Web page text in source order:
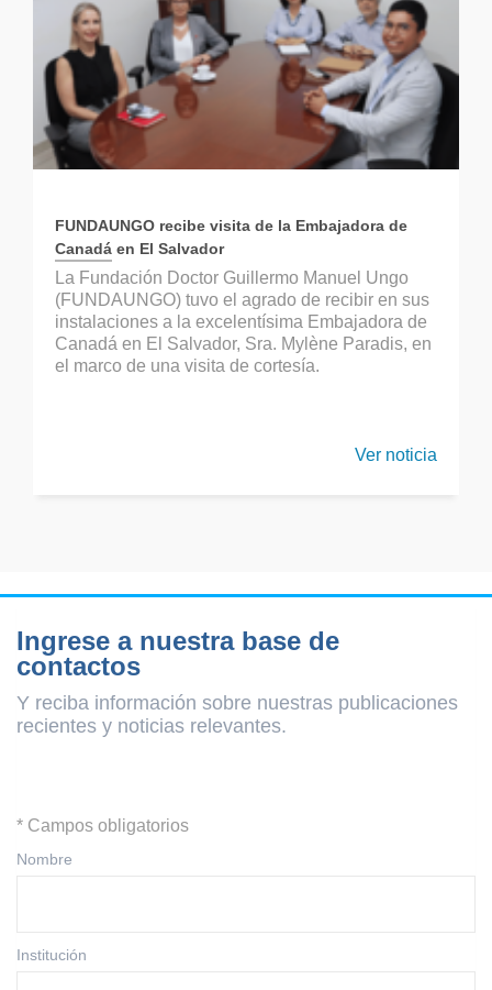
FUNDAUNGO recibe visita de la Embajadora de
Canadá en El Salvador
La Fundación Doctor Guillermo Manuel Ungo
(FUNDAUNGO) tuvo el agrado de recibir en sus
instalaciones a la excelentísima Embajadora de
Canadá en El Salvador, Sra. Mylène Paradis, en
el marco de una visita de cortesía.
Ver noticia
Ingrese a nuestra base de
contactos
Y reciba información sobre nuestras publicaciones
recientes y noticias relevantes.
* Campos obligatorios
Nombre
Institución